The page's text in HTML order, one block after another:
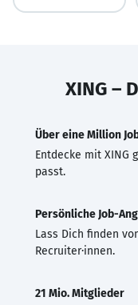
XING –
Über eine Million
Entdecke mit XING
passt.
Persönliche Job-
Lass Dich finden
Recruiter·innen.
21 Mio. Mitglieder